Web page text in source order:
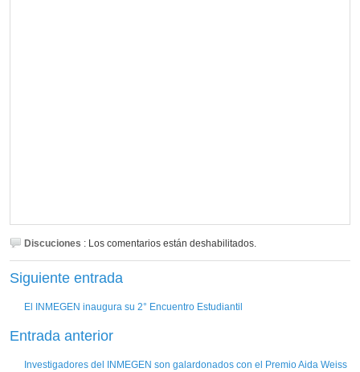
Discuciones : Los comentarios están deshabilitados.
Siguiente entrada
El INMEGEN inaugura su 2° Encuentro Estudiantil
Entrada anterior
Investigadores del INMEGEN son galardonados con el Premio Aida Weiss